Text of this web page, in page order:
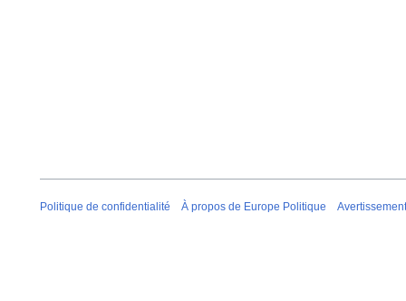
Politique de confidentialité À propos de Europe Politique